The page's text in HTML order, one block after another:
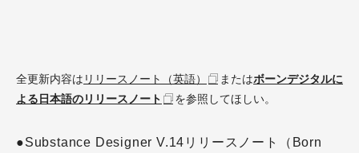
全更新内容は リリースノート（英語） またはボーンデジタルに
よる日本語のリリースノート
を参照してほしい。
●Substance Designer V.14リリースノート（Born